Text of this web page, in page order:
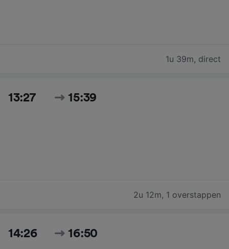
1u 39m, direct
13:27 15:39
2u 12m, 1 overstappen
14:26 16:50